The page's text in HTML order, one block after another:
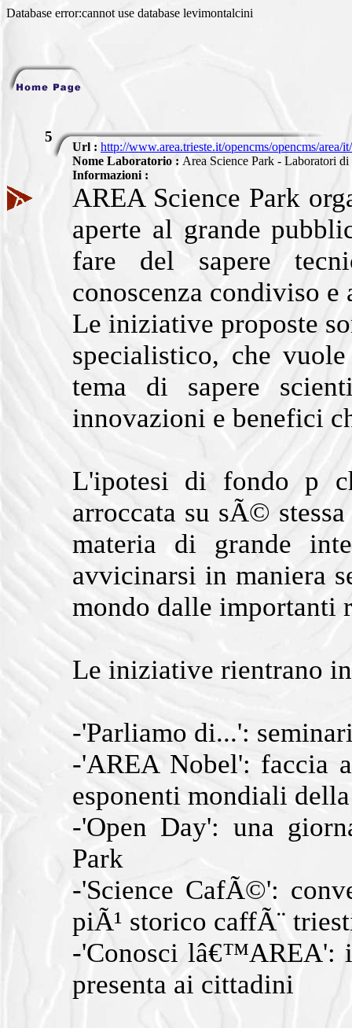
Database error:cannot use database levimontalcini
5
Url : http://www.area.trieste.it/opencms/opencms/area/it/
Nome Laboratorio : Area Science Park - Laboratori
Informazioni :
AREA Science Park
aperte al grande
fare del sapere
conoscenza condiviso
Le iniziative proposte
specialistico, che
tema di sapere
innovazioni e benefici
L'ipotesi di fondo p
arroccata su sÃ©
materia di grande
avvicinarsi in maniera
mondo dalle
Le iniziative rientrano
-'Parliamo di...':
-'AREA Nobel': faccia
esponenti mondiali
-'Open Day': una
Park
-'Science CafÃ©':
piÃ¹ storico caffÃ¨
-'Conosci lâ€™AREA':
presenta ai cittadini